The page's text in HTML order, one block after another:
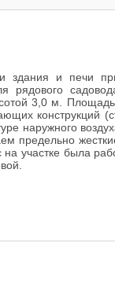
здания и печи
рядового
3,0 м. Площадь
конструкций
наружного
предельно
участке была